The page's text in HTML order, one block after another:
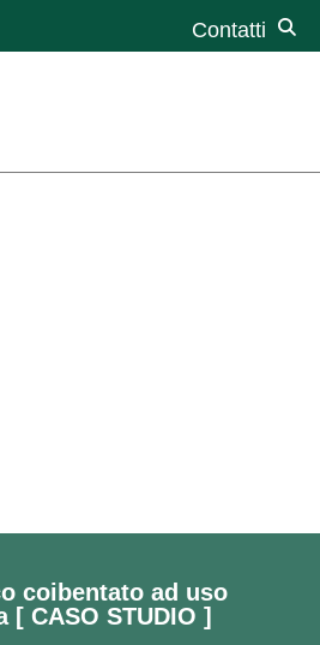
Contatti
coibentato ad uso
[ CASO STUDIO ]